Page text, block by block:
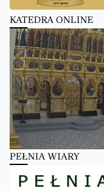
KATEDRA ONLINE
PEŁNIA WIARY